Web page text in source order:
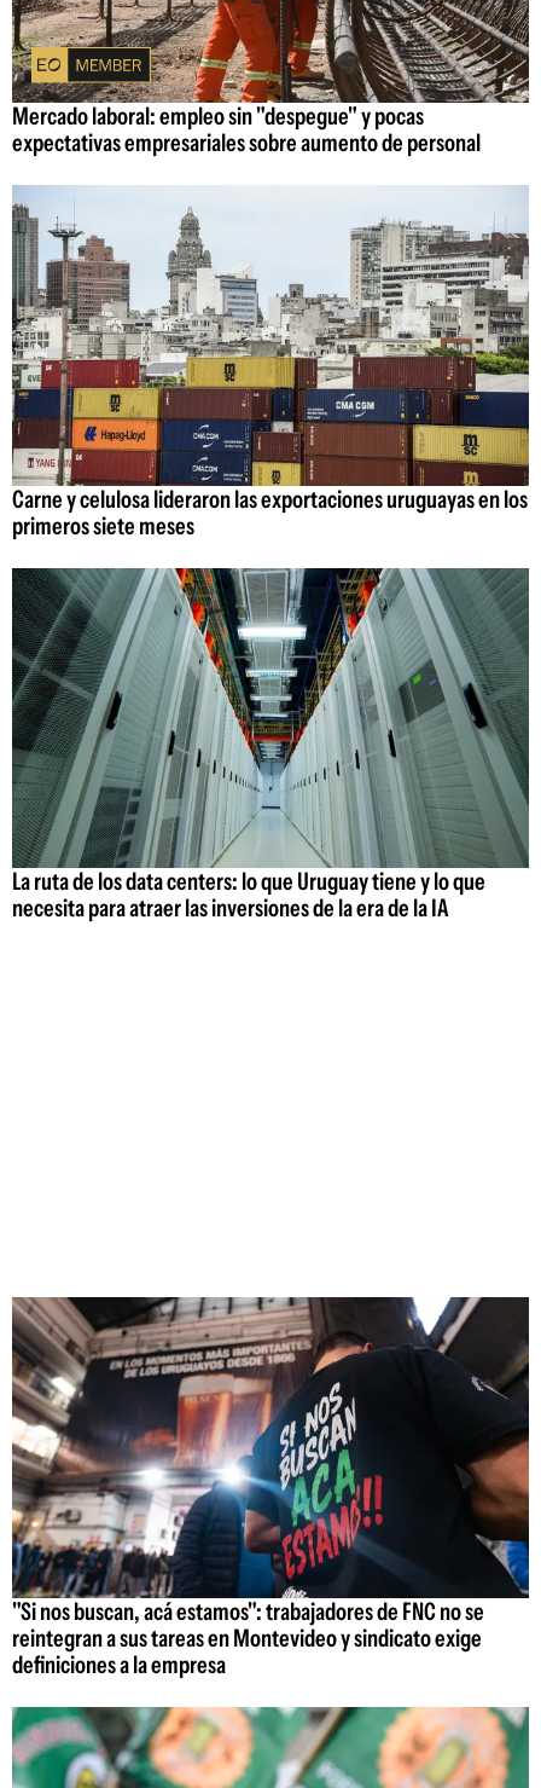
Mercado laboral: empleo sin "despegue" y pocas
expectativas empresariales sobre aumento de personal
Carne y celulosa lideraron las exportaciones uruguayas en los
primeros siete meses
La ruta de los data centers: lo que Uruguay tiene y lo que
necesita para atraer las inversiones de la era de la IA
"Si nos buscan, acá estamos": trabajadores de FNC no se
reintegran a sus tareas en Montevideo y sindicato exige
definiciones a la empresa